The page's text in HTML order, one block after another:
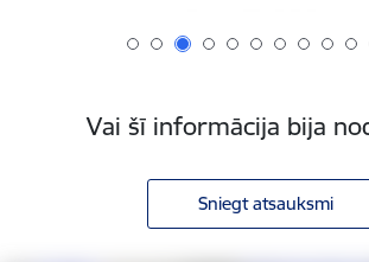
Vai šī informācija bija
Sniegt atsauksmi